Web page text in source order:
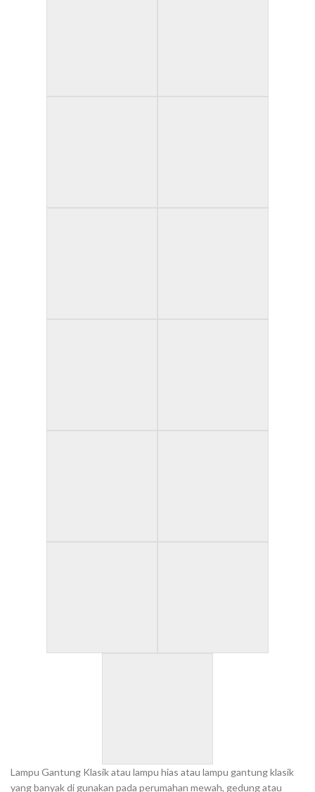
Lampu Gantung Klasik atau lampu hias atau lampu gantung klasik
yang banyak di gunakan pada perumahan mewah, gedung atau